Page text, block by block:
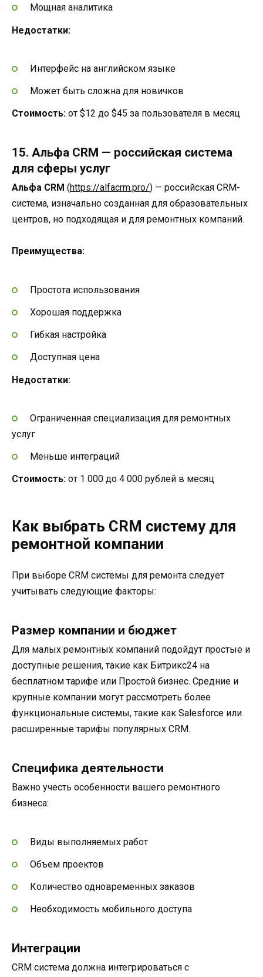
Мощная аналитика
Недостатки:
Интерфейс на английском языке
Может быть сложна для новичков
Стоимость: от $12 до $45 за пользователя в месяц
15. Альфа CRM — российская система
для сферы услуг
Альфа CRM (https://alfacrm.pro/) — российская CRM-
система, изначально созданная для образовательных
центров, но подходящая и для ремонтных компаний.
Преимущества:
Простота использования
Хорошая поддержка
Гибкая настройка
Доступная цена
Недостатки:
Ограниченная специализация для ремонтных
услуг
Меньше интеграций
Стоимость: от 1 000 до 4 000 рублей в месяц
Как выбрать CRM систему для
ремонтной компании
При выборе CRM системы для ремонта следует
учитывать следующие факторы:
Размер компании и бюджет
Для малых ремонтных компаний подойдут простые и
доступные решения, такие как Битрикс24 на
бесплатном тарифе или Простой бизнес. Средние и
крупные компании могут рассмотреть более
функциональные системы, такие как Salesforce или
расширенные тарифы популярных CRM.
Специфика деятельности
Важно учесть особенности вашего ремонтного
бизнеса:
Виды выполняемых работ
Объем проектов
Количество одновременных заказов
Необходимость мобильного доступа
Интеграции
CRM система должна интегрироваться с